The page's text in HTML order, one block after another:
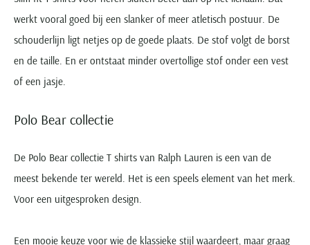
werkt vooral goed bij een slanker of meer atletisch postuur. De
schouderlijn ligt netjes op de goede plaats. De stof volgt de borst
en de taille. En er ontstaat minder overtollige stof onder een vest
of een jasje.
Polo Bear collectie
De Polo Bear collectie T shirts van Ralph Lauren is een van de
meest bekende ter wereld. Het is een speels element van het merk.
Voor een uitgesproken design.
Een mooie keuze voor wie de klassieke stijl waardeert, maar graag